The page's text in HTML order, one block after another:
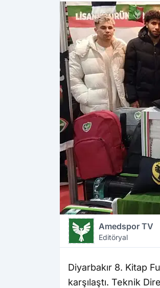
Amedspor TV
Editöryal
Diyarbakır 8. Kitap
karşılaştı. Teknik